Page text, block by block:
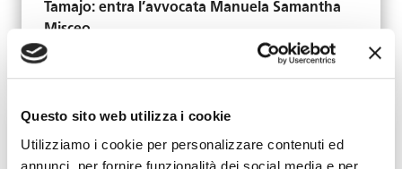
Questo sito web utilizza i cookie
Utilizziamo i cookie per personalizzare contenuti ed
annunci, per fornire funzionalità dei social media e per
Tamajo: entra l’avvocata Manuela Samantha
Misceo